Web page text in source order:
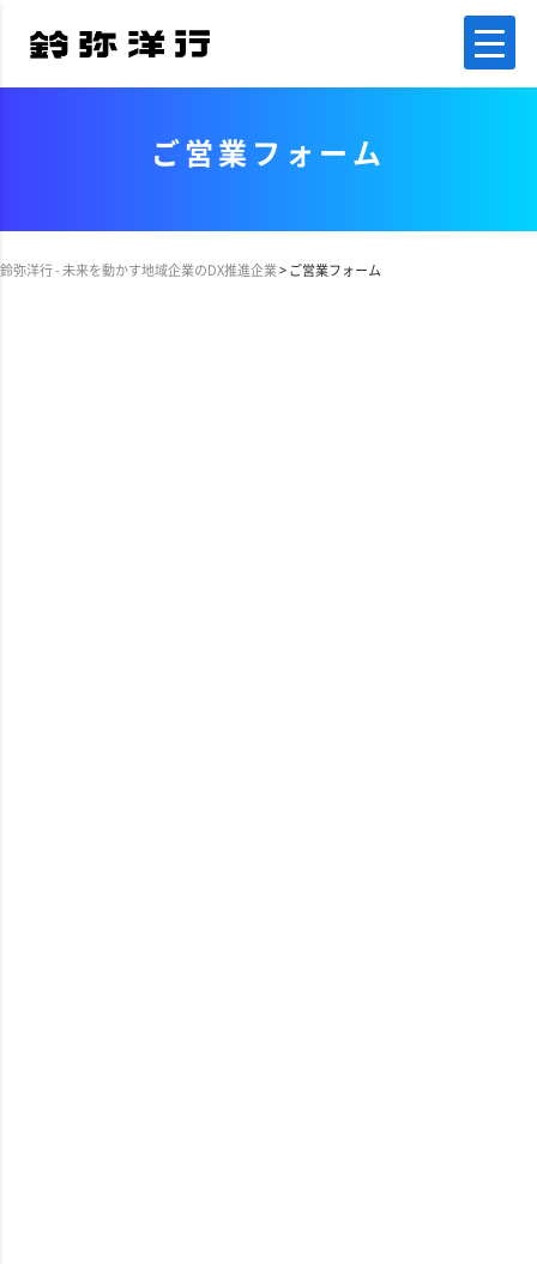
ご営業フォーム
鈴弥洋行 - 未来を動かす地域企業のDX推進企業>ご営業フォーム